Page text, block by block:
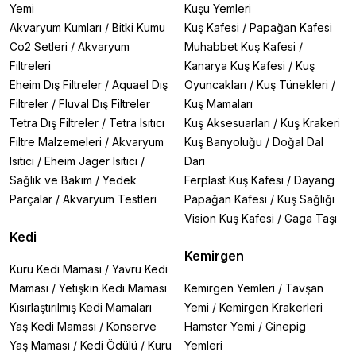
Yemi
Akvaryum Kumları / Bitki Kumu
Co2 Setleri / Akvaryum
Filtreleri
Eheim Dış Filtreler / Aquael Dış
Filtreler / Fluval Dış Filtreler
Tetra Dış Filtreler / Tetra Isıtıcı
Filtre Malzemeleri / Akvaryum
Isıtıcı / Eheim Jager Isıtıcı /
Sağlık ve Bakım / Yedek
Parçalar / Akvaryum Testleri
Kedi
Kuru Kedi Maması / Yavru Kedi
Maması / Yetişkin Kedi Maması
Kısırlaştırılmış Kedi Mamaları
Yaş Kedi Maması / Konserve
Yaş Maması / Kedi Ödülü / Kuru
Kuşu Yemleri
Kuş Kafesi / Papağan Kafesi
Muhabbet Kuş Kafesi /
Kanarya Kuş Kafesi / Kuş
Oyuncakları / Kuş Tünekleri /
Kuş Mamaları
Kuş Aksesuarları / Kuş Krakeri
Kuş Banyoluğu / Doğal Dal
Darı
Ferplast Kuş Kafesi / Dayang
Papağan Kafesi / Kuş Sağlığı
Vision Kuş Kafesi / Gaga Taşı
Kemirgen
Kemirgen Yemleri / Tavşan
Yemi / Kemirgen Krakerleri
Hamster Yemi / Ginepig
Yemleri